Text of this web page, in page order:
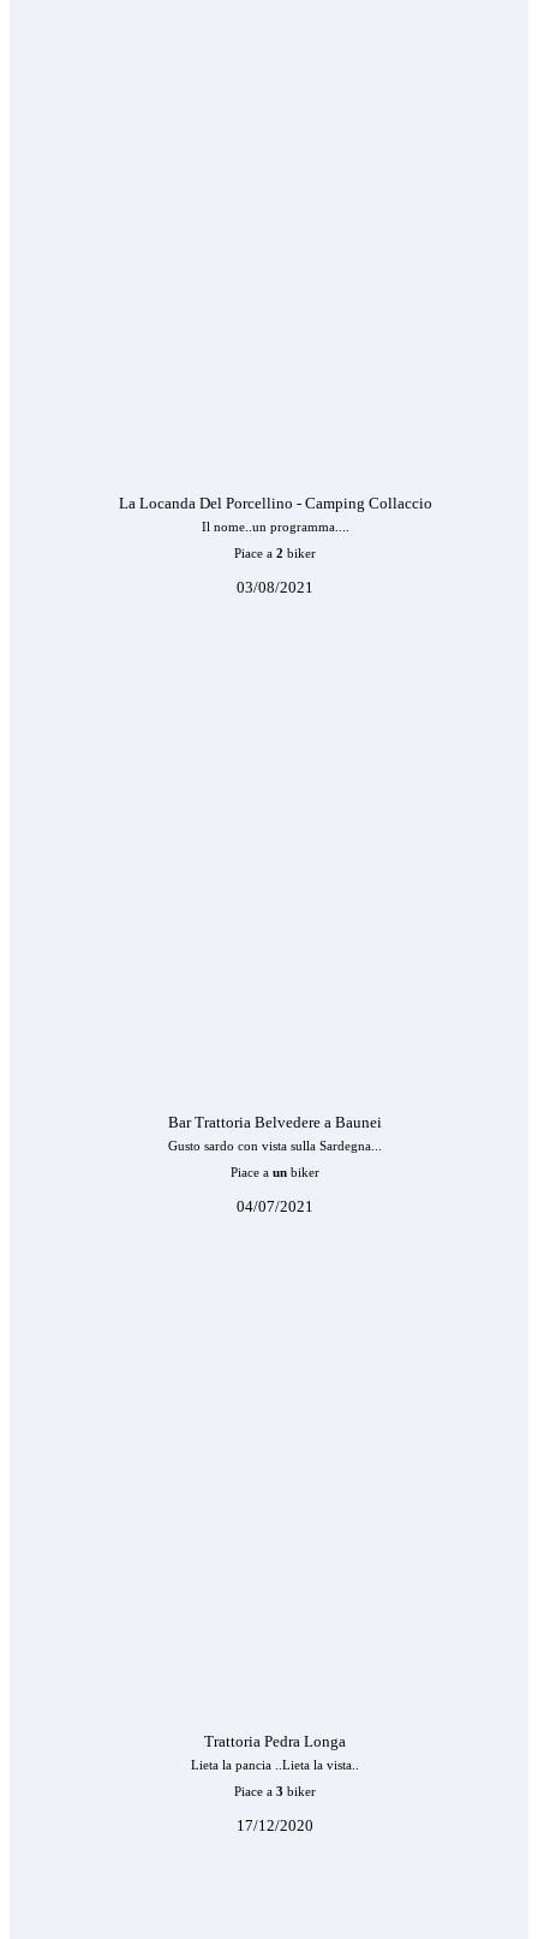
La Locanda Del Porcellino - Camping Collaccio
Il nome..un programma....
Piace a 2 biker
03/08/2021
Bar Trattoria Belvedere a Baunei
Gusto sardo con vista sulla Sardegna...
Piace a un biker
04/07/2021
Trattoria Pedra Longa
Lieta la pancia ..Lieta la vista..
Piace a 3 biker
17/12/2020